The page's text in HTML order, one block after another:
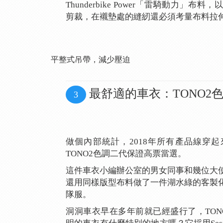
Thunderbike Power「雷騎動力」布料，
剪裁，在襯墊處的縫紉還必須考量布料拉
平整式吊帶，減少壓迫
3 最舒適的車衣：TONO2
做個內部統計，2018年所有產品線穿
TONO2色調二代保證高票當選。
這件車衣小編辦公室的男女同事和幾位大
還用同樣版型布料做了一件湖水綠的客製
隊服。
洞洞車衣早在多年前就已經盛行了，